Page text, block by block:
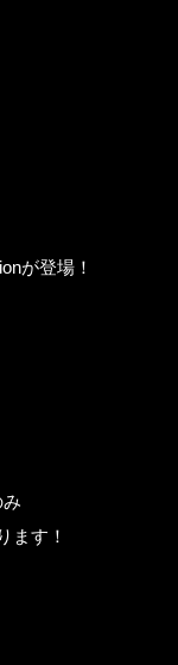
が登場！
ます！